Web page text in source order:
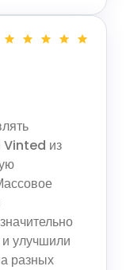
Vinted из
улучшили
разных